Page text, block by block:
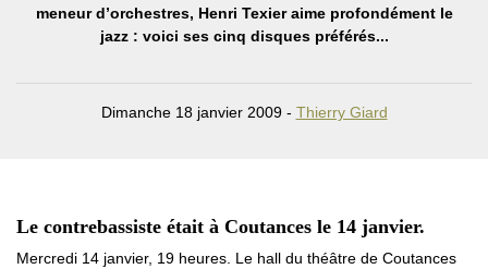
meneur d’orchestres, Henri Texier aime profondément le
jazz : voici ses cinq disques préférés...
Dimanche 18 janvier 2009 - Thierry Giard
Le contrebassiste était à Coutances le 14 janvier.
Mercredi 14 janvier, 19 heures. Le hall du théâtre de Coutances